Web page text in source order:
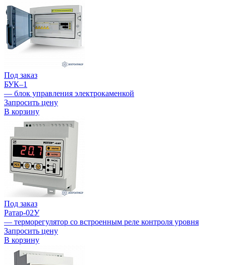
Под заказ
БУК–1
— блок управления электрокаменкой
Запросить цену
В корзину
Под заказ
Ратар-02У
— терморегулятор со встроенным реле контроля уровня
Запросить цену
В корзину